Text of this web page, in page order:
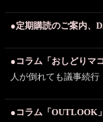
●定期購読のご案内、
●コラム「おしどりマ
人が倒れても議事続
●コラム「OUTLOOK